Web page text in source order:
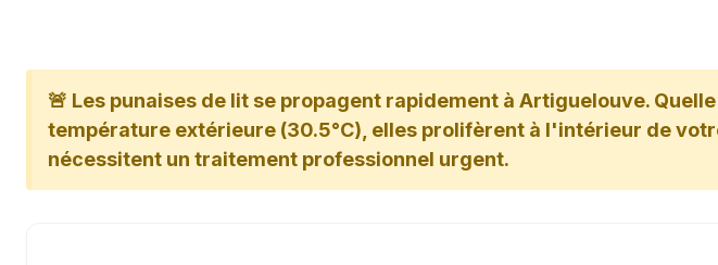
🚨 Les punaises de lit se propagent rapidement à Artiguelouve.
température extérieure (30.5°C), elles prolifèrent à l'intérieur de
nécessitent un traitement professionnel urgent.